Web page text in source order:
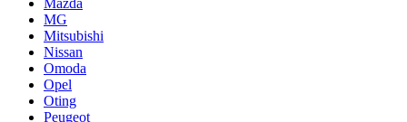
Mazda
MG
Mitsubishi
Nissan
Omoda
Opel
Oting
Peugeot